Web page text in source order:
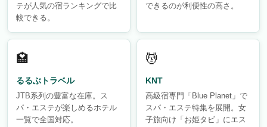
テが人気の宿ランキングで比
較できる。
できるのが利便性の高さ。
🏩
るるぶトラベル
JTB系列の豊富な在庫。ス
パ・エステが楽しめるホテル
一覧で全国対応。
💆
KNT
高級宿専門「Blue Planet」で
スパ・エステ特集を展開。女
子旅向け「お姫タビ」にエス